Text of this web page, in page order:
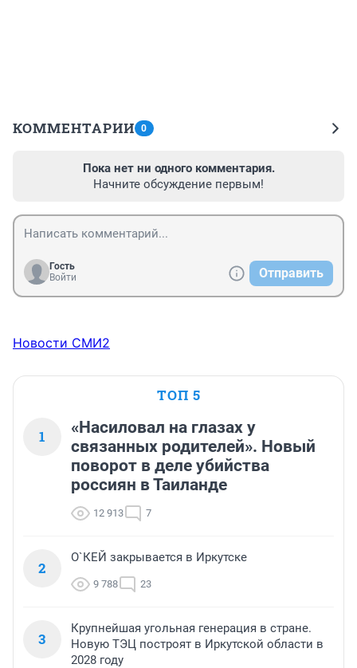
КОММЕНТАРИИ 0
Пока нет ни одного комментария.
Начните обсуждение первым!
Гость
Войти
Отправить
Новости СМИ2
ТОП 5
1
«Насиловал на глазах у
связанных родителей». Новый
поворот в деле убийства
россиян в Таиланде
12 913 7
2
О`КЕЙ закрывается в Иркутске
9 788 23
3
Крупнейшая угольная генерация в стране.
Новую ТЭЦ построят в Иркутской области в
2028 году